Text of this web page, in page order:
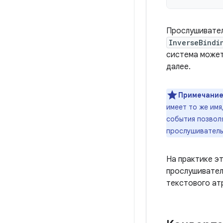
система
далее.
имеет то же
события
На практике
текстового